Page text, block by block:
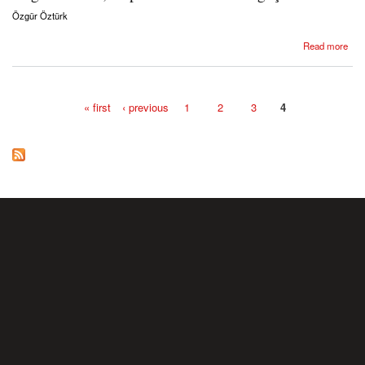
Özgür Öztürk
Read more
« first ‹ previous 1 2 3 4